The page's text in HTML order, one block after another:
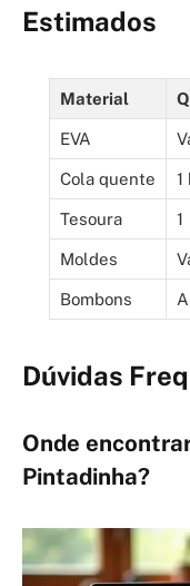
Estimados
Material
EVA
Cola quente 1
Tesoura 1
Moldes
Bombons
Dúvidas
Onde
Pintadinha?